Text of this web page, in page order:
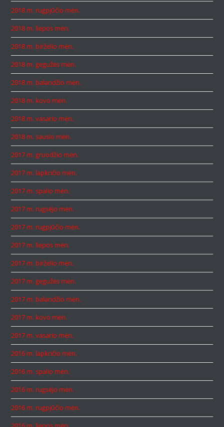
2018 m. rugpjūčio mėn.
2018 m. liepos mėn.
2018 m. birželio mėn.
2018 m. gegužės mėn.
2018 m. balandžio mėn.
2018 m. kovo mėn.
2018 m. vasario mėn.
2018 m. sausio mėn.
2017 m. gruodžio mėn.
2017 m. lapkričio mėn.
2017 m. spalio mėn.
2017 m. rugsėjo mėn.
2017 m. rugpjūčio mėn.
2017 m. liepos mėn.
2017 m. birželio mėn.
2017 m. gegužės mėn.
2017 m. balandžio mėn.
2017 m. kovo mėn.
2017 m. vasario mėn.
2016 m. lapkričio mėn.
2016 m. spalio mėn.
2016 m. rugsėjo mėn.
2016 m. rugpjūčio mėn.